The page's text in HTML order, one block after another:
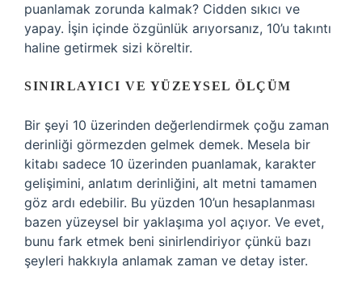
puanlamak zorunda kalmak? Cidden sıkıcı ve
yapay. İşin içinde özgünlük arıyorsanız, 10’u takıntı
haline getirmek sizi köreltir.
SINIRLAYICI VE YÜZEYSEL ÖLÇÜM
Bir şeyi 10 üzerinden değerlendirmek çoğu zaman
derinliği görmezden gelmek demek. Mesela bir
kitabı sadece 10 üzerinden puanlamak, karakter
gelişimini, anlatım derinliğini, alt metni tamamen
göz ardı edebilir. Bu yüzden 10’un hesaplanması
bazen yüzeysel bir yaklaşıma yol açıyor. Ve evet,
bunu fark etmek beni sinirlendiriyor çünkü bazı
şeyleri hakkıyla anlamak zaman ve detay ister.